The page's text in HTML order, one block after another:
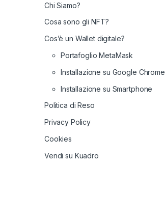
Chi Siamo?
Cosa sono gli NFT?
Cos’è un Wallet digitale?
Portafoglio MetaMask
Installazione su Google Chrome
Installazione su Smartphone
Politica di Reso
Privacy Policy
Cookies
Vendi su Kuadro